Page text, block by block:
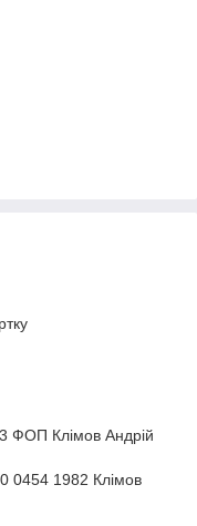
ФОП Клімов Андрій
0454 1982 Клімов